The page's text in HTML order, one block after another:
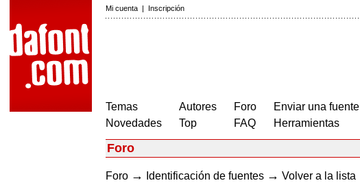
Mi cuenta | Inscripción
Temas
Novedades
Autores
Top
Foro
FAQ
Enviar una fuente
Herramientas
Foro
Foro → Identificación de fuentes → Volver a la lista